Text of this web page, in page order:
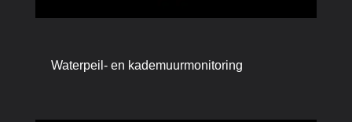
Waterpeil- en kademuurmonitoring